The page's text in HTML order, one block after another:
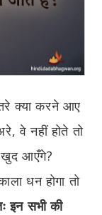
क्या करने आए
वे नहीं होते तो
खुद आएँगे?
धन होगा तो
इन सभी की